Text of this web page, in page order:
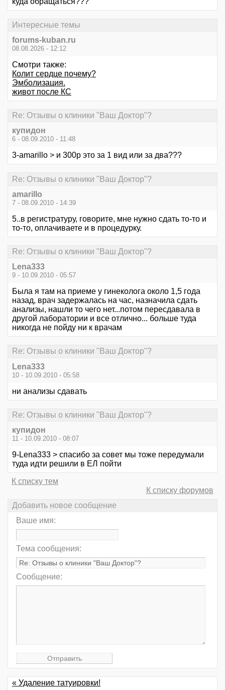
Интересные темы
forums-kuban.ru
08.08.2026 - 12:12
Смотри также:
Колит сердце почему?
Эмболизация.
живот после КС
Re: Отзывы о клиники "Ваш Доктор"?
купидон
6 - 08.09.2010 - 11:48
3-amarillo > и 300р это за 1 вид или за два???
Re: Отзывы о клиники "Ваш Доктор"?
amarillo
7 - 08.09.2010 - 14:39
5..в регистратуру, говорите, мне нужно сдать то-то и
то-то, оплачиваете и в процедурку.
Re: Отзывы о клиники "Ваш Доктор"?
Lena333
9 - 10.09.2010 - 05:57
Была я там на приеме у гинеколога около 1,5 года
назад, врач задержалась на час, назначила сдать
анализы, нашли то чего нет...потом пересдавала в
другой лаборатории и все отлично... больше туда
никогда не пойду ни к врачам
Re: Отзывы о клиники "Ваш Доктор"?
Lena333
10 - 10.09.2010 - 05:58
ни анализы сдавать
Re: Отзывы о клиники "Ваш Доктор"?
купидон
11 - 10.09.2010 - 08:07
9-Lena333 > спасибо за совет мы тоже передумали
туда идти решили в ЕЛ пойти
К списку тем
К списку форумов
Добавить новое сообщение
Ваше имя:
Тема сообщения:
Сообщение:
« Удаление татуировки!